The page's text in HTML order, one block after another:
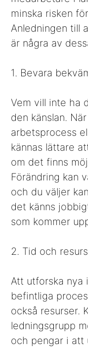
minska risken
Anledningen till
är några av
1. Bevara
Vem vill inte ha
den känslan.
arbetsprocess
kännas lättare
om det finns
Förändring kan
och du väljer
det känns
som kommer
2. Tid och
Att utforska nya
befintliga
också resurser.
ledningsgrupp
och pengar i att